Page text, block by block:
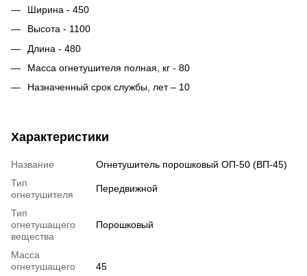
Ширина - 450
Высота - 1100
Длина - 480
Масса огнетушителя полная, кг - 80
Назначенный срок службы, лет – 10
Характеристики
Название
Огнетушитель порошковый ОП-50 (ВП-45)
Тип
огнетушителя
Передвижной
Тип
огнетушащего
вещества
Порошковый
Масса
огнетушащего
45